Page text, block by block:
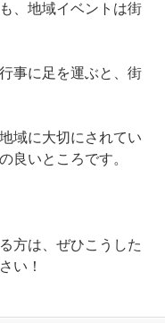
、地域イベントは街
事に足を運ぶと、街
域に大切にされてい
良いところです。
方は、ぜひこうした
い！